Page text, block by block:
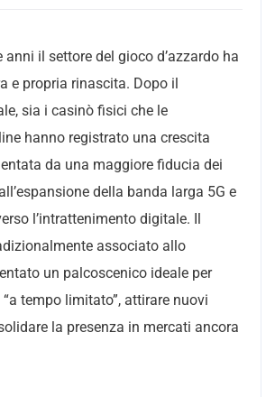
il settore del gioco d’azzardo ha
e propria rinascita. Dopo il
sia i casinò fisici che le
hanno registrato una crescita
da una maggiore fiducia dei
della banda larga 5G e
l’intrattenimento digitale. Il
associato allo
un palcoscenico ideale per
tempo limitato”, attirare nuovi
la presenza in mercati ancora